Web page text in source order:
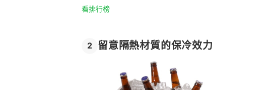
看排行榜
2 留意隔熱材質的保冷效力